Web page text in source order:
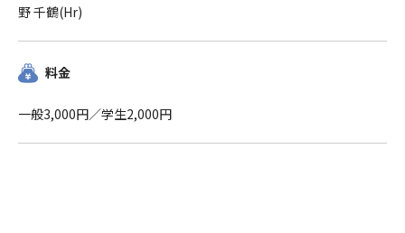
野 千鶴(Hr)
料金
一般3,000円／学生2,000円